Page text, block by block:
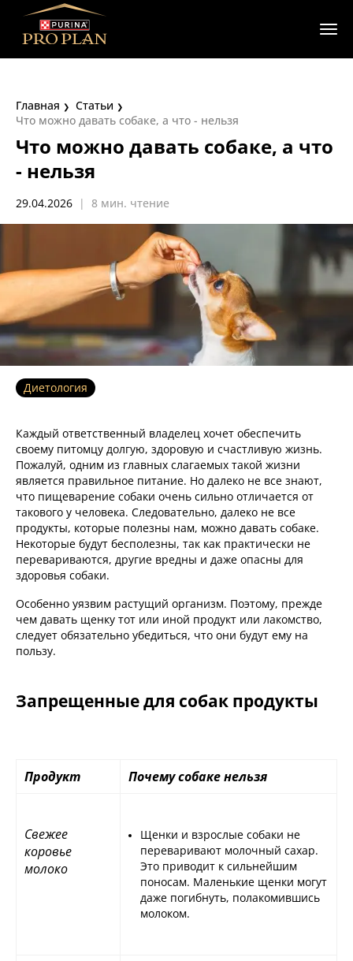
Главная
Статьи
Что можно давать собаке, а что - нельзя
Что можно давать собаке, а что
- нельзя
29.04.2026 | 8 мин. чтение
Диетология
Каждый ответственный владелец хочет обеспечить
своему питомцу долгую, здоровую и счастливую жизнь.
Пожалуй, одним из главных слагаемых такой жизни
является правильное питание. Но далеко не все знают,
что пищеварение собаки очень сильно отличается от
такового у человека. Следовательно, далеко не все
продукты, которые полезны нам, можно давать собаке.
Некоторые будут бесполезны, так как практически не
перевариваются, другие вредны и даже опасны для
здоровья собаки.
Особенно уязвим растущий организм. Поэтому, прежде
чем давать щенку тот или иной продукт или лакомство,
следует обязательно убедиться, что они будут ему на
пользу.
Запрещенные для собак продукты
Продукт Почему собаке нельзя
Свежее
коровье
молоко
Щенки и взрослые собаки не
переваривают молочный сахар.
Это приводит к сильнейшим
поносам. Маленькие щенки могут
даже погибнуть, полакомившись
молоком.